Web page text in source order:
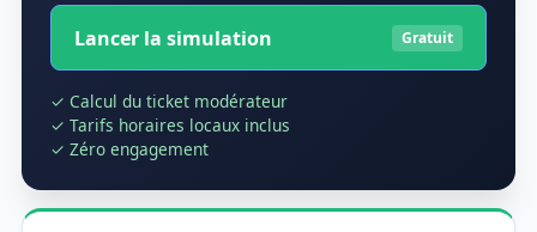
Lancer la simulation Gratuit
✓ Calcul du ticket modérateur
✓ Tarifs horaires locaux inclus
✓ Zéro engagement